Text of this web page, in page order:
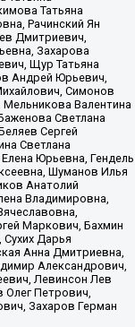
Татьяна
Рачинский Ян
Дмитриевич,
Захарова
Щур Татьяна
Андрей Юрьевич,
Симонов
Валентина
Светлана
Сергей
Светлана
Юрьевна, Гендель
Шуманов Илья
Анатолий
Владимировна,
Маркович, Бахмин
Дарья
Анна Дмитриевна,
Александрович,
Левинсон Лев
Петрович,
Захаров Герман